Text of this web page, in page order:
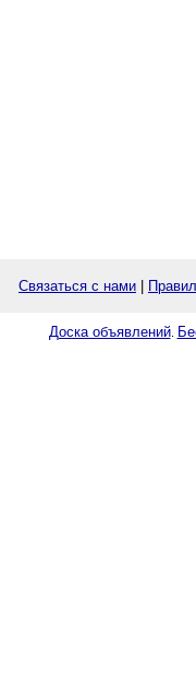
Связаться с нами
Доска объявлений.